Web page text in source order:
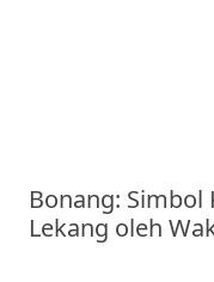
Bonang: Simbol
Lekang oleh